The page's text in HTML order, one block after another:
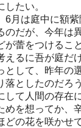
したい。
6月は庭中に額
のだが、今年は
が蕾をつけるこ
えるに吾が庭だ
として、昨年の
落としたのだろ
して人間の存在
めを想ってか、
どの花を咲かせ